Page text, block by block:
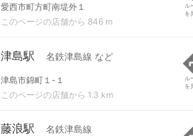
愛西市町方町南堤外１
このページの店舗から 846 m
ル
を
津島駅 名鉄津島線 など
津島市錦町１-１
このページの店舗から 1.3 km
ル
を
藤浪駅 名鉄津島線